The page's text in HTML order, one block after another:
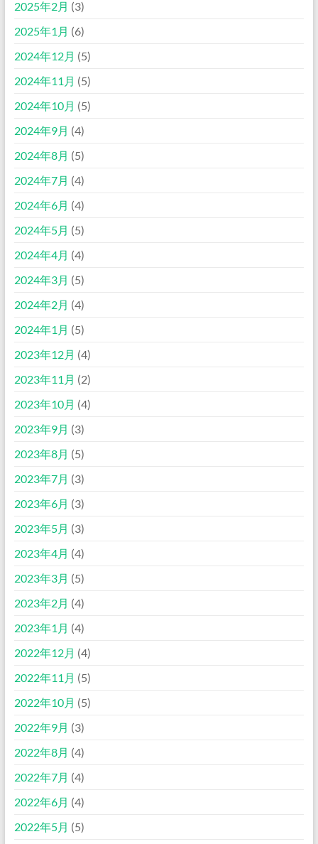
2025年2月 (3)
2025年1月 (6)
2024年12月 (5)
2024年11月 (5)
2024年10月 (5)
2024年9月 (4)
2024年8月 (5)
2024年7月 (4)
2024年6月 (4)
2024年5月 (5)
2024年4月 (4)
2024年3月 (5)
2024年2月 (4)
2024年1月 (5)
2023年12月 (4)
2023年11月 (2)
2023年10月 (4)
2023年9月 (3)
2023年8月 (5)
2023年7月 (3)
2023年6月 (3)
2023年5月 (3)
2023年4月 (4)
2023年3月 (5)
2023年2月 (4)
2023年1月 (4)
2022年12月 (4)
2022年11月 (5)
2022年10月 (5)
2022年9月 (3)
2022年8月 (4)
2022年7月 (4)
2022年6月 (4)
2022年5月 (5)